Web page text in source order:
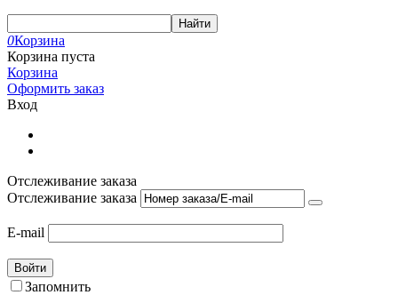
Найти
0Корзина
Корзина пуста
Корзина
Оформить заказ
Вход
Отслеживание заказа
Отслеживание заказа
E-mail
Войти
Запомнить